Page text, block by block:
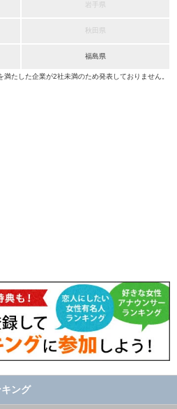
岩手県
秋田県
福島県
たした企業が2社未満のため発表しておりません。
ング